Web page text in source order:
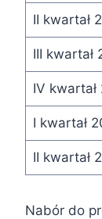
II kwartał
III kwartał
IV kwartał
I kwartał
II kwartał
Nabór do